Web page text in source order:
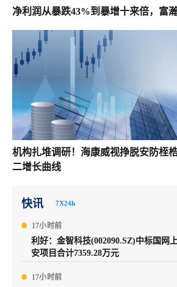
净利润从暴跌43%到暴增十来倍，富
机构扎堆调研！海康威视挣脱安防桎
二增长曲线
快讯 7X24h
17小时前
利好：金智科技(002090.SZ)中标国网
安项目合计7359.28万元
17小时前